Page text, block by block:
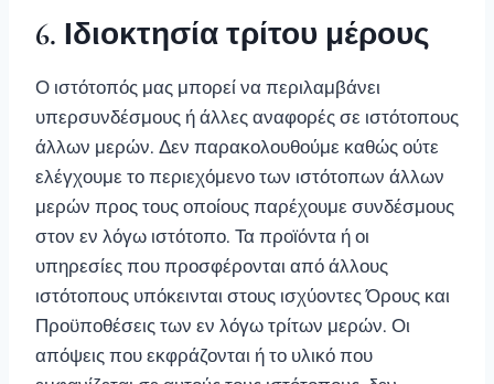
6. Ιδιοκτησία τρίτου μέρους
Ο ιστότοπός μας μπορεί να περιλαμβάνει
υπερσυνδέσμους ή άλλες αναφορές σε ιστότοπους
άλλων μερών. Δεν παρακολουθούμε καθώς ούτε
ελέγχουμε το περιεχόμενο των ιστότοπων άλλων
μερών προς τους οποίους παρέχουμε συνδέσμους
στον εν λόγω ιστότοπο. Τα προϊόντα ή οι
υπηρεσίες που προσφέρονται από άλλους
ιστότοπους υπόκεινται στους ισχύοντες Όρους και
Προϋποθέσεις των εν λόγω τρίτων μερών. Οι
απόψεις που εκφράζονται ή το υλικό που